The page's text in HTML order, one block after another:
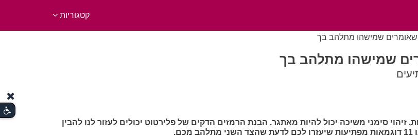
קטגוריות
סימני משיכה יכול להיות מאתגר. הבנת הרמזים הדקים של פלירטוט יכולים לעזור לנו להבין